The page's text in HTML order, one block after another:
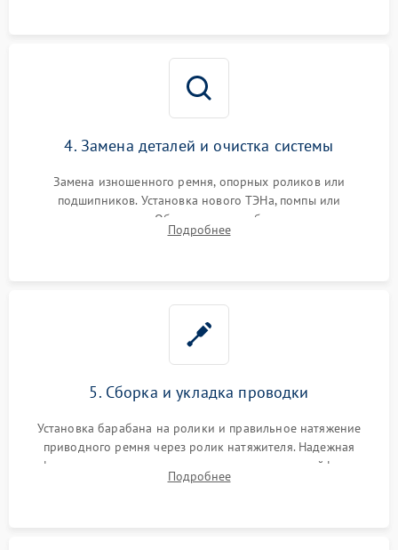
4. Замена деталей и очистка системы
Замена изношенного ремня, опорных роликов или
подшипников. Установка нового ТЭНа, помпы или
термодатчиков. Обязательная глубокая очистка
конденсатора, крыльчатки вентилятора и воздуховодов от
Подробнее
5. Сборка и укладка проводки
Установка барабана на ролики и правильное натяжение
приводного ремня через ролик натяжителя. Надежная
фиксация всех узлов, подключение клемм и шлейфов к
модулю управления. Монтаж корпусных панелей, люка и
Подробнее